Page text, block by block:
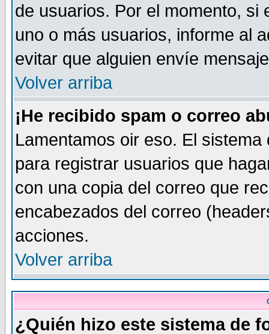
de usuarios. Por el momento, si
uno o más usuarios, informe al
evitar que alguien envíe
Volver arriba
¡He recibido spam o correo
Lamentamos oir eso. El
para registrar usuarios que
con una copia del correo que
encabezados del correo
acciones.
Volver arriba
¿Quién hizo este sistema de